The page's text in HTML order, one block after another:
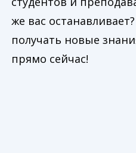
же вас
получать новые
прямо сейчас!